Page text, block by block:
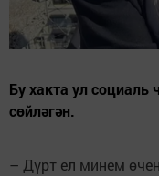
Бу хакта ул
сөйләгән.
– Дүрт ел минем